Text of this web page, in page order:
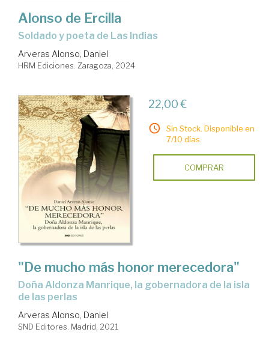
Alonso de Ercilla
soldado y poeta de Las Indias
Arveras Alonso, Daniel
HRM Ediciones. Zaragoza, 2024
22,00 €
Sin Stock. Disponible en
7/10 días.
COMPRAR
"De mucho más honor merecedora"
Doña Aldonza Manrique, la gobernadora de la isla
de las perlas
Arveras Alonso, Daniel
SND Editores. Madrid, 2021